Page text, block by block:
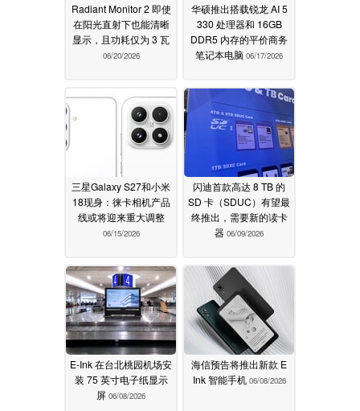
Radiant Monitor 2 即使
在阳光直射下也能清晰
显示，且功耗仅为 3 瓦
06/20/2026
华硕推出搭载锐龙 AI 5
330 处理器和 16GB
DDR5 内存的平价商务
笔记本电脑 06/17/2026
三星Galaxy S27和小米
18现身：徕卡相机产品
线或将迎来重大调整
06/15/2026
闪迪首款高达 8 TB 的
SD 卡（SDUC）有望最
终推出，需要新的读卡
器 06/09/2026
E-Ink 在台北桃园机场安
装 75 英寸电子纸显示
屏 06/08/2026
海信预告将推出新款 E
Ink 智能手机 06/08/2026